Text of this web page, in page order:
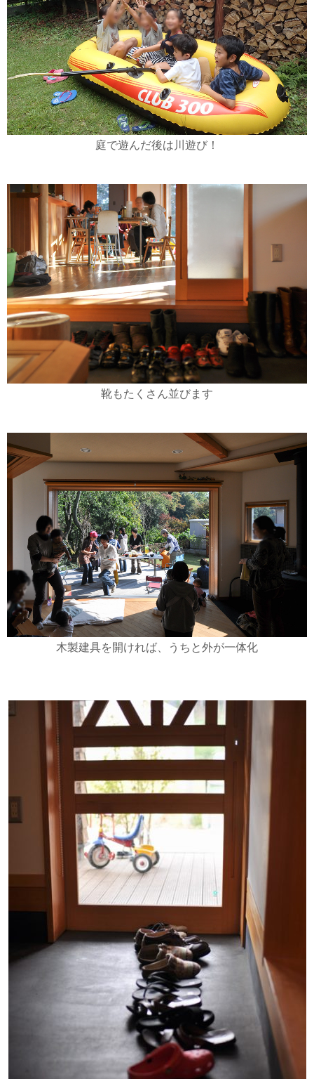
庭で遊んだ後は川遊び！
靴もたくさん並びます
木製建具を開ければ、うちと外が一体化